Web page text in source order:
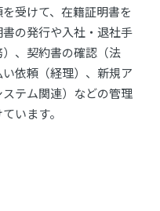
受けて、在籍証明書を
の発行や入社・退社手
、契約書の確認（法
依頼（経理）、新規ア
テム関連）などの管理
います。